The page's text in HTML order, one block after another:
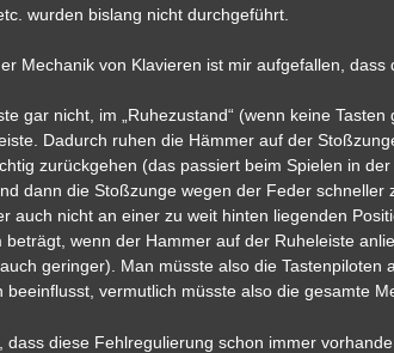
wurden bislang nicht durchgeführt.
Mechanik von Klavieren ist mir aufgefallen,
gar nicht, im „Ruhezustand“ (wenn keine
Dadurch ruhen die Hämmer auf der
zurückgehen (das passiert beim Spielen in
dann die Stoßzunge wegen der Feder schneller
auch nicht an einer zu weit hinten liegenden
wenn der Hammer auf der Ruheleiste
geringer). Man müsste also die Tastenpiloten
vermutlich müsste also die gesamte
dass diese Fehlregulierung schon immer